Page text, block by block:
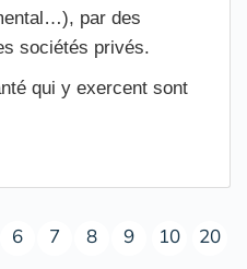
par des
sociétés privés.
qui y exercent sont
6 7 8 9 10
20